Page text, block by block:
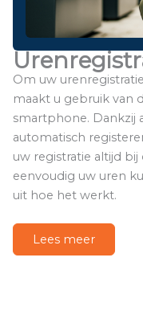
Om uw
maakt u gebruik van
smartphone. Dankzij
automatisch
uw registratie altijd
eenvoudig uw uren
uit hoe het werkt.
Lees meer